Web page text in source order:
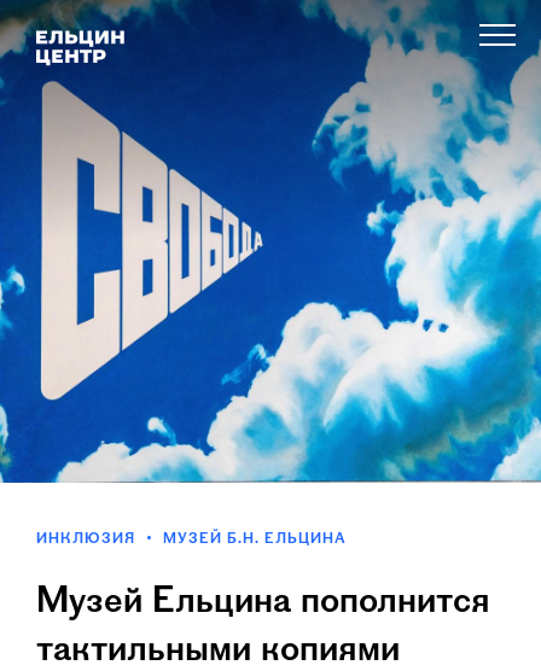
ИНКЛЮЗИЯ МУЗЕЙ Б.Н. ЕЛЬЦИНА
Музей Ельцина пополнится
тактильными копиями